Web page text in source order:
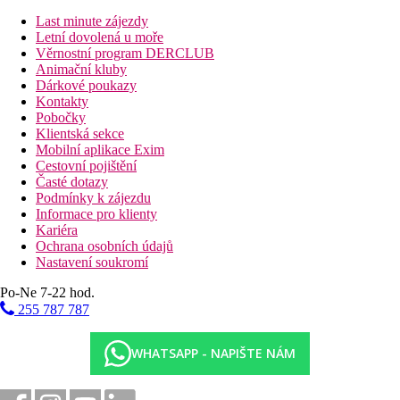
balkon
cca 27 m2
Ostatní typy pokojů
výše uvedené vybavení)
Dvoulůžkový pokoj, hlavní budova:
budově, cca 27 m2.
Rodinný pokoj, Club:
Rodinný pokoj, Hlavní budova:
koupelnou, mezi pokoji nejsou dveře, v hlavní budově, cca 30
m2.
Kids Dvoulůžkoý pokoj:
pokoj, zvýhodněná cena pro rodiny se dvěmi dětmi, pokoj může
být umístěn v hlavní budově i v club části.
Celkem 475 pokojů - 195 v hlavní budově a 280 v
clubové části
vstupní hala s recepcí
hlavní restaurace
3 A la Carte restaurace - 1 restaurace 1x za pobyt zdarma -
min. 7 nocí pobytu
snack bar na pláži
Last minute zájezdy
Letní dovolená u moře
Věrnostní program DERCLUB
Animační kluby
Dárkové poukazy
Kontakty
Pobočky
Klientská sekce
Mobilní aplikace Exim
Cestovní pojištění
Časté dotazy
Podmínky k zájezdu
Informace pro klienty
Kariéra
Ochrana osobních údajů
Nastavení soukromí
Po-Ne 7-22 hod.
255 787 787
WHATSAPP - NAPIŠTE NÁM